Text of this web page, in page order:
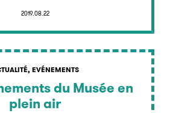
2019.08.22
EVÉNEMENTS
du Musée en
plein air